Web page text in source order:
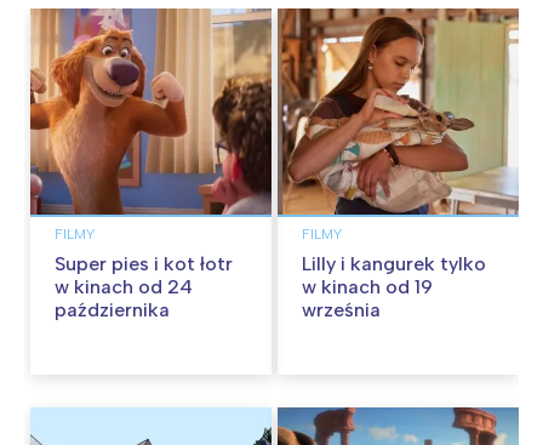
FILMY
Super pies i kot łotr
w kinach od 24
października
FILMY
Lilly i kangurek tylko
w kinach od 19
września